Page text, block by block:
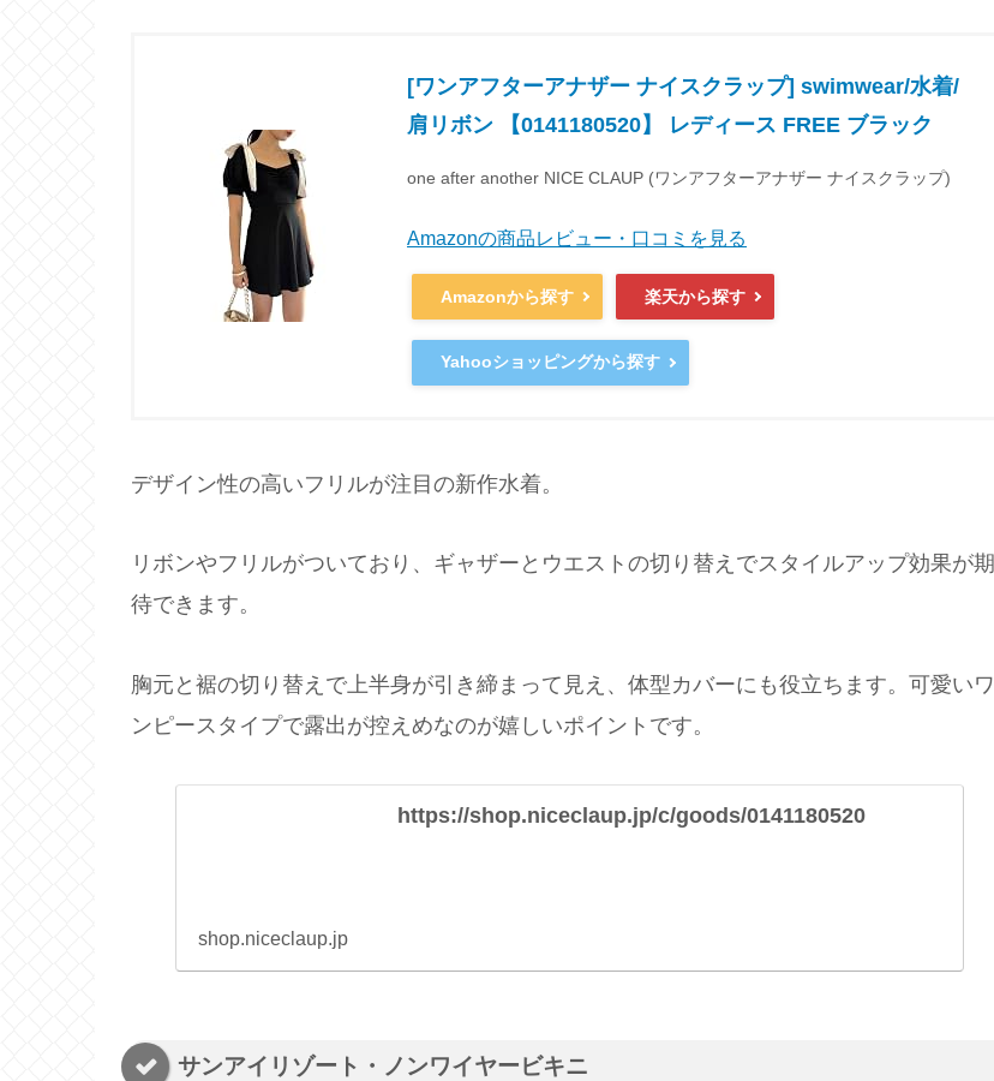
[ワンアフターアナザー ナイスクラップ] swimwear/水着/
肩リボン 【0141180520】 レディース FREE ブラック
one after another NICE CLAUP (ワンアフターアナザー ナイスクラップ)
Amazonの商品レビュー・口コミを見る
Amazonから探す 楽天から探す
Yahooショッピングから探す
デザイン性の高いフリルが注目の新作水着。
リボンやフリルがついており、ギャザーとウエストの切り替えでスタイルアップ効果が期
待できます。
胸元と裾の切り替えで上半身が引き締まって見え、体型カバーにも役立ちます。可愛いワ
ンピースタイプで露出が控えめなのが嬉しいポイントです。
https://shop.niceclaup.jp/c/goods/0141180520
shop.niceclaup.jp
サンアイリゾート・ノンワイヤービキニ